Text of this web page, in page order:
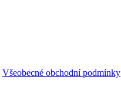
Všeobecné obchodní podmínky